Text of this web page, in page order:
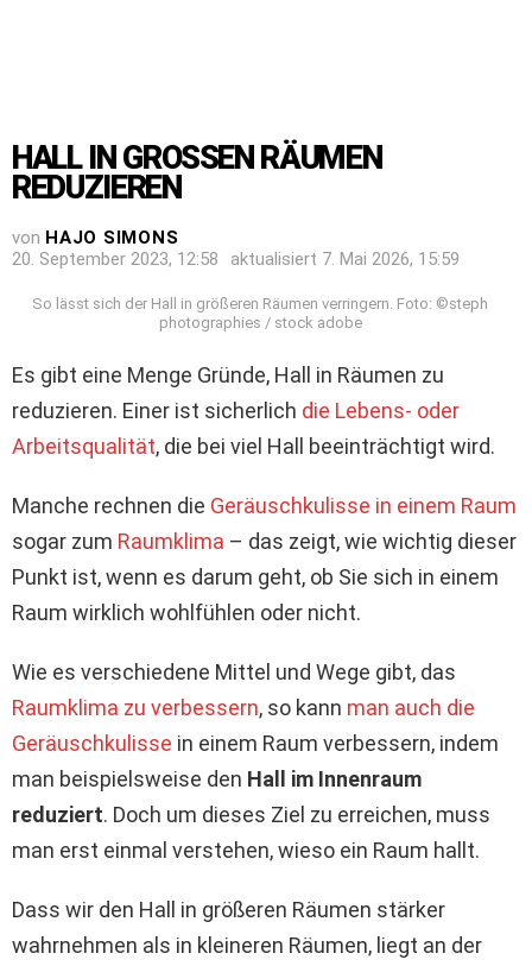
HALL IN GROSSEN RÄUMEN R
EDUZIEREN
von HAJO SIMONS
20. September 2023, 12:58
aktualisiert 7. Mai 2026, 15:59
So lässt sich der Hall in größeren Räumen verringern. Foto: ©steph
photographies / stock adobe
Es gibt eine Menge Gründe, Hall in Räumen zu
reduzieren. Einer ist sicherlich die Lebens- oder
Arbeitsqualität, die bei viel Hall beeinträchtigt wird.
Manche rechnen die Geräuschkulisse in einem Raum
sogar zum Raumklima – das zeigt, wie wichtig dieser
Punkt ist, wenn es darum geht, ob Sie sich in einem
Raum wirklich wohlfühlen oder nicht.
Wie es verschiedene Mittel und Wege gibt, das
Raumklima zu verbessern, so kann man auch die
Geräuschkulisse in einem Raum verbessern, indem
man beispielsweise den Hall im Innenraum
reduziert. Doch um dieses Ziel zu erreichen, muss
man erst einmal verstehen, wieso ein Raum hallt.
Dass wir den Hall in größeren Räumen stärker
wahrnehmen als in kleineren Räumen, liegt an der